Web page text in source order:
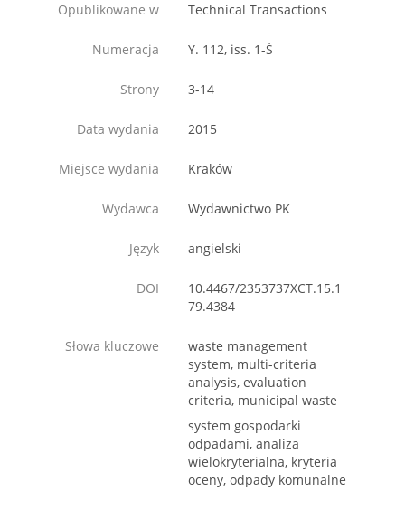
Opublikowane w Technical Transactions
Numeracja Y. 112, iss. 1-Ś
Strony 3-14
Data wydania 2015
Miejsce wydania Kraków
Wydawca Wydawnictwo PK
Język angielski
DOI
10.4467/2353737XCT.15.1
79.4384
Słowa kluczowe
waste management
system, multi-criteria
analysis, evaluation
criteria, municipal waste
system gospodarki
odpadami, analiza
wielokryterialna, kryteria
oceny, odpady komunalne